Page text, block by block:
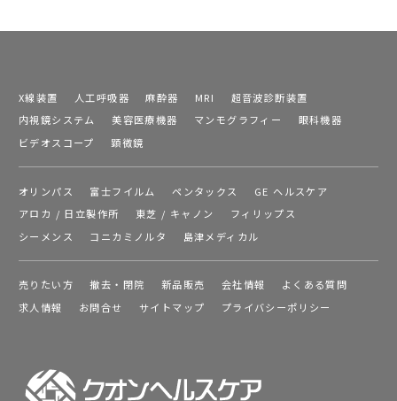
X線装置 人工呼吸器 麻酔器 MRI
超音波診断装置
内視鏡システム
美容医療機器 マンモグラフィー
眼科機器
ビデオスコープ
顕微鏡
オリンパス 富士フイルム ペンタックス
GE ヘルスケア
アロカ / 日立製作所
東芝 / キャノン
フィリップス
シーメンス
コニカミノルタ 島津メディカル
売りたい方 撤去・閉院 新品販売 会社情報
よくある質問
求人情報
お問合せ サイトマップ プライバシーポリシー